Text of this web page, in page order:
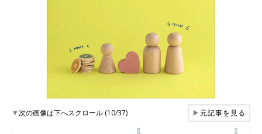
▼次の画像は下へスクロール (10/37) ▶元記事を見る